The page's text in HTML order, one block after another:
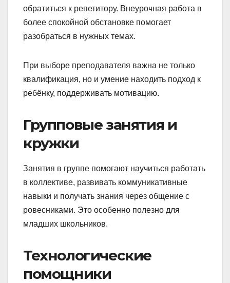
обратиться к репетитору. Внеурочная работа в
более спокойной обстановке помогает
разобраться в нужных темах.
При выборе преподавателя важна не только
квалификация, но и умение находить подход к
ребёнку, поддерживать мотивацию.
Групповые занятия и
кружки
Занятия в группе помогают научиться работать
в коллективе, развивать коммуникативные
навыки и получать знания через общение с
ровесниками. Это особенно полезно для
младших школьников.
Технологические
помощники